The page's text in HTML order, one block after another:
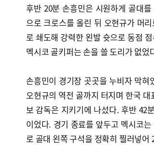
후반 20분 손흥민은 시원하게 골대
으로 크로스를 올린 뒤 오현규가 머
로 쇄도해 강력한 왼발 슛으로 동점
멕시코 골키퍼는 손을 쓸 도리가 없었
손흥민이 경기장 곳곳을 누비자 막
오현규의 역전 골까지 터지며 한국
보 감독은 지키기에 나섰다. 후반 42
이었다. 경기 종료를 앞두고 멕시코
로 골대 왼쪽 구석을 정확히 찔러넣